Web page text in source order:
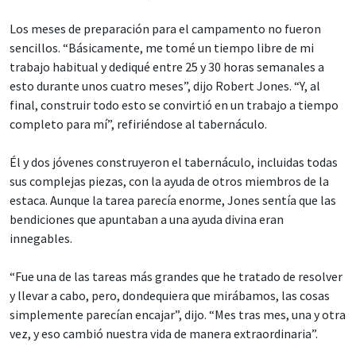
Los meses de preparación para el campamento no fueron
sencillos. “Básicamente, me tomé un tiempo libre de mi
trabajo habitual y dediqué entre 25 y 30 horas semanales a
esto durante unos cuatro meses”, dijo Robert Jones. “Y, al
final, construir todo esto se convirtió en un trabajo a tiempo
completo para mí”, refiriéndose al tabernáculo.
Él y dos jóvenes construyeron el tabernáculo, incluidas todas
sus complejas piezas, con la ayuda de otros miembros de la
estaca. Aunque la tarea parecía enorme, Jones sentía que las
bendiciones que apuntaban a una ayuda divina eran
innegables.
“Fue una de las tareas más grandes que he tratado de resolver
y llevar a cabo, pero, dondequiera que mirábamos, las cosas
simplemente parecían encajar”, dijo. “Mes tras mes, una y otra
vez, y eso cambió nuestra vida de manera extraordinaria”.